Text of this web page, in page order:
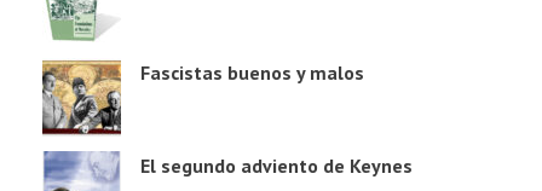
Fascistas buenos y malos
El segundo adviento de Keynes